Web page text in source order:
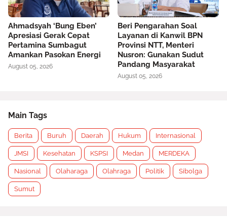
Ahmadsyah ‘Bung Eben’
Apresiasi Gerak Cepat
Pertamina Sumbagut
Amankan Pasokan Energi
August 05, 2026
Beri Pengarahan Soal
Layanan di Kanwil BPN
Provinsi NTT, Menteri
Nusron: Gunakan Sudut
Pandang Masyarakat
August 05, 2026
Main Tags
Berita Buruh Daerah Hukum Internasional
JMSI Kesehatan KSPSI Medan MERDEKA
Nasional Olaharaga Olahraga Politik Sibolga
Sumut